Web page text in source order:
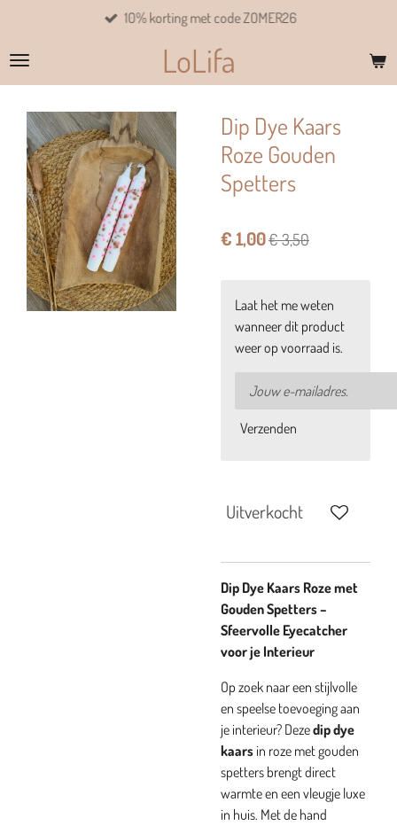
naar
de
LoLifa
10% korting met code ZOMER26
Dip Dye Kaars
Roze Gouden
Spetters
€ 1,00€ 3,50
Laat het me weten
wanneer dit product
weer op voorraad is.
Verzenden
Uitverkocht
Dip Dye Kaars Roze met
Gouden Spetters –
Sfeervolle Eyecatcher
voor je Interieur
Op zoek naar een stijlvolle
en speelse toevoeging aan
je interieur? Dezedip dye
kaars in roze met gouden
spetters brengt direct
warmte en een vleugje luxe
in huis. Met de hand